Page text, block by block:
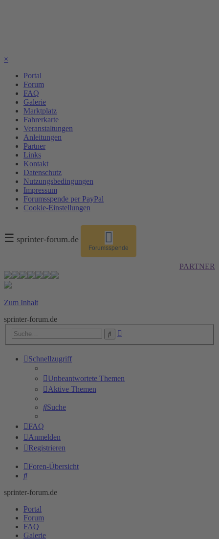
×
Portal
Forum
FAQ
Galerie
Marktplatz
Fahrerkarte
Veranstaltungen
Anleitungen
Partner
Links
Kontakt
Datenschutz
Nutzungsbedingungen
Impressum
Forumsspende per PayPal
Cookie-Einstellungen
☰ sprinter-forum.de
Forumsspende
PARTNER
Zum Inhalt
sprinter-forum.de
Suche
Schnellzugriff
Unbeantwortete Themen
Aktive Themen
Suche
FAQ
Anmelden
Registrieren
Foren-Übersicht
Suche
sprinter-forum.de
Portal
Forum
FAQ
Galerie